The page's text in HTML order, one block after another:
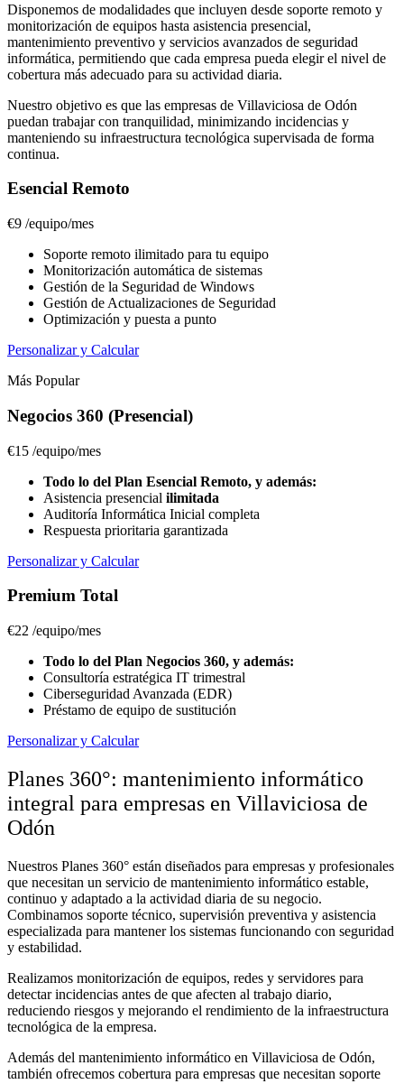
Disponemos de modalidades que incluyen desde soporte remoto y
monitorización de equipos hasta asistencia presencial,
mantenimiento preventivo y servicios avanzados de seguridad
informática, permitiendo que cada empresa pueda elegir el nivel de
cobertura más adecuado para su actividad diaria.
Nuestro objetivo es que las empresas de Villaviciosa de Odón
puedan trabajar con tranquilidad, minimizando incidencias y
manteniendo su infraestructura tecnológica supervisada de forma
continua.
Esencial Remoto
€9 /equipo/mes
Soporte remoto ilimitado para tu equipo
Monitorización automática de sistemas
Gestión de la Seguridad de Windows
Gestión de Actualizaciones de Seguridad
Optimización y puesta a punto
Personalizar y Calcular
Más Popular
Negocios 360 (Presencial)
€15 /equipo/mes
Todo lo del Plan Esencial Remoto, y además:
Asistencia presencial ilimitada
Auditoría Informática Inicial completa
Respuesta prioritaria garantizada
Personalizar y Calcular
Premium Total
€22 /equipo/mes
Todo lo del Plan Negocios 360, y además:
Consultoría estratégica IT trimestral
Ciberseguridad Avanzada (EDR)
Préstamo de equipo de sustitución
Personalizar y Calcular
Planes 360°: mantenimiento informático
integral para empresas en Villaviciosa de
Odón
Nuestros Planes 360° están diseñados para empresas y profesionales
que necesitan un servicio de mantenimiento informático estable,
continuo y adaptado a la actividad diaria de su negocio.
Combinamos soporte técnico, supervisión preventiva y asistencia
especializada para mantener los sistemas funcionando con seguridad
y estabilidad.
Realizamos monitorización de equipos, redes y servidores para
detectar incidencias antes de que afecten al trabajo diario,
reduciendo riesgos y mejorando el rendimiento de la infraestructura
tecnológica de la empresa.
Además del mantenimiento informático en Villaviciosa de Odón,
también ofrecemos cobertura para empresas que necesitan soporte